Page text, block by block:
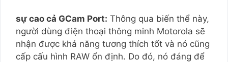
sự cao cả GCam Port: Thông qua biến thể này,
người dùng điện thoại thông minh Motorola sẽ
nhận được khả năng tương thích tốt và nó cũng
cấp cấu hình RAW ổn định. Do đó, nó đáng để